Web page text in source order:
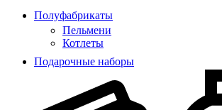
Полуфабрикаты
Пельмени
Котлеты
Подарочные наборы